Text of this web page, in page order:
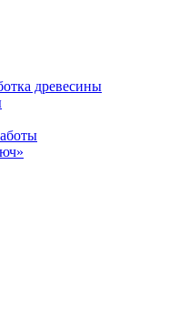
древесины